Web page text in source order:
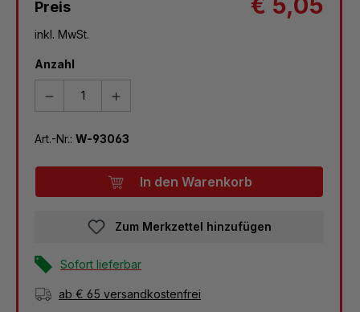
Preis
inkl. MwSt.
Anzahl
Art.-Nr.: W-93063
In den Warenkorb
Zum Merkzettel hinzufügen
Sofort lieferbar
ab € 65 versandkostenfrei